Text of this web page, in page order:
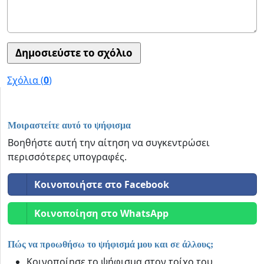
Σχόλια (0)
Μοιραστείτε αυτό το ψήφισμα
Βοηθήστε αυτή την αίτηση να συγκεντρώσει
περισσότερες υπογραφές.
Κοινοποιήστε στο Facebook
Κοινοποίηση στο WhatsApp
Πώς να προωθήσω το ψήφισμά μου και σε άλλους;
Κοινοποίησε το ψήφισμα στον τοίχο του